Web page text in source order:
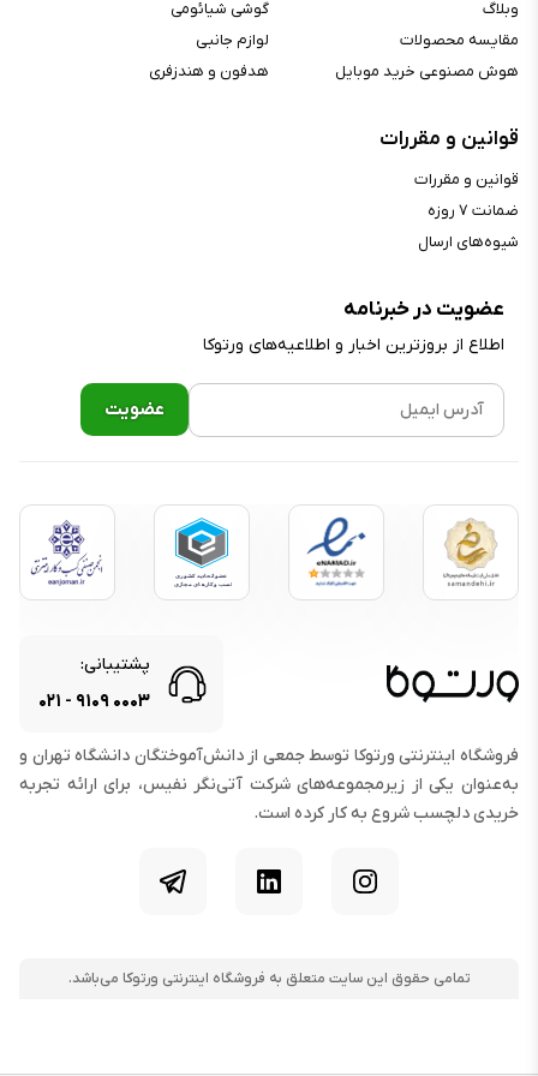
حالت گیمینگ
عضویت در خبرنامه
اطلاع از بروز‌ترین اخبار و اطلاعیه‌های ورتوکا
وبلاگ
مقایسه محصولات
هوش مصنوعی خرید موبایل
گوشی شیائومی
لوازم جانبی
هدفون و هندزفری
قوانین و مقررات
قوانین و مقررات
ضمانت ۷ روزه
شیوه‌های ارسال
پشتیبانی:
۰۰۰۳ ۹۱۰۹ - ۰۲۱
فروشگاه اینترنتی ورتوکا توسط جمعی از دانش‌آموختگان دانشگاه تهران و
به‌عنوان یکی از زیرمجموعه‌های شرکت آتی‌نگر نفیس، برای ارائه تجربه
خریدی دلچسب شروع به کار کرده است.
اینستاگرام لینکدین
تمامی حقوق این سایت متعلق به فروشگاه اینترنتی ورتوکا می‌باشد.